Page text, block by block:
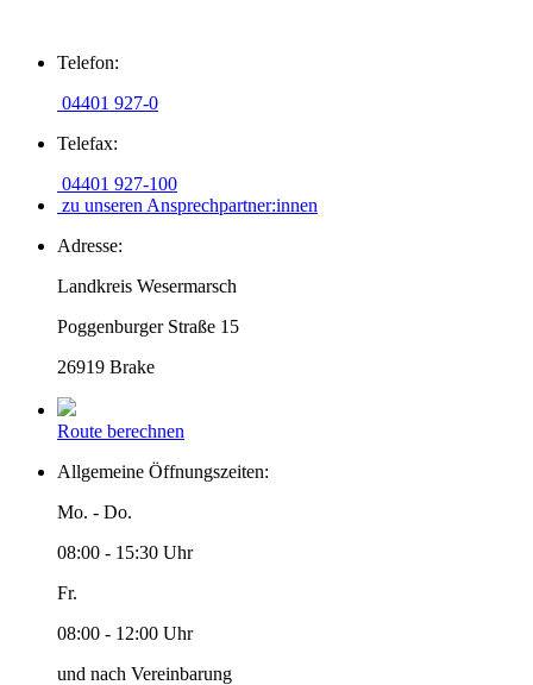
Inhalt
Telefon:
04401 927-0
Telefax:
04401 927-100
zu unseren Ansprechpartner:innen
Adresse:
Landkreis Wesermarsch
Poggenburger Straße 15
26919 Brake
Route berechnen
Allgemeine Öffnungszeiten:
Mo. - Do.
08:00 - 15:30 Uhr
Fr.
08:00 - 12:00 Uhr
und nach Vereinbarung